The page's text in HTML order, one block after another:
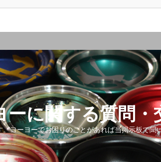
に関する質問・
ヨーヨーでお困りのことがあれば当掲示板で聞